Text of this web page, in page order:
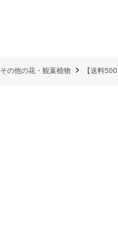
その他の花・観葉植物 【送料